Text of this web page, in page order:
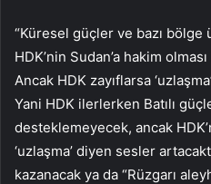
“Küresel güçler ve bazı bölge
HDK’nin Sudan’a hakim
Ancak HDK zayıflarsa
Yani HDK ilerlerken Batılı
desteklemeyecek, ancak
‘uzlaşma’ diyen sesler
kazanacak ya da “Rüzgarı